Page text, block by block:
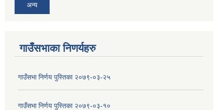
अन्य
गाउँसभाका निणर्यहरु
गाउँसभा निर्णय पुस्तिका २०७९-०३-२५
गाउँसभा निर्णय पुस्तिका २०७९-०३-१०